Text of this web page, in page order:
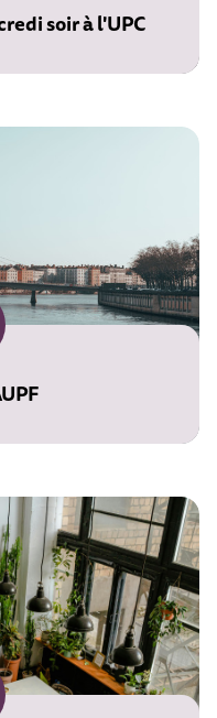
soir à l'UPC
du Chalonnais
exclusivement
pour s'y